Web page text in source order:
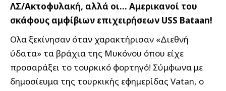
ΛΣ/Ακτοφυλακή, αλλά οι… Αμερικανοί του
σκάφους αμφίβιων επιχειρήσεων USS Bataan!
Ολα ξεκίνησαν όταν χαρακτήρισαν «Διεθνή
ύδατα» τα βράχια της Μυκόνου όπου είχε
προσαράξει το τουρκικό φορτηγό! Σύμφωνα με
δημοσίευμα της τουρκικής εφημερίδας Vatan, ο